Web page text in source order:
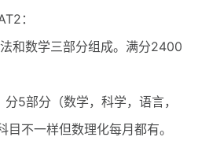
：
数学三部分组成。满分2400
部分（数学，科学，语言，
不一样但数理化每月都有。